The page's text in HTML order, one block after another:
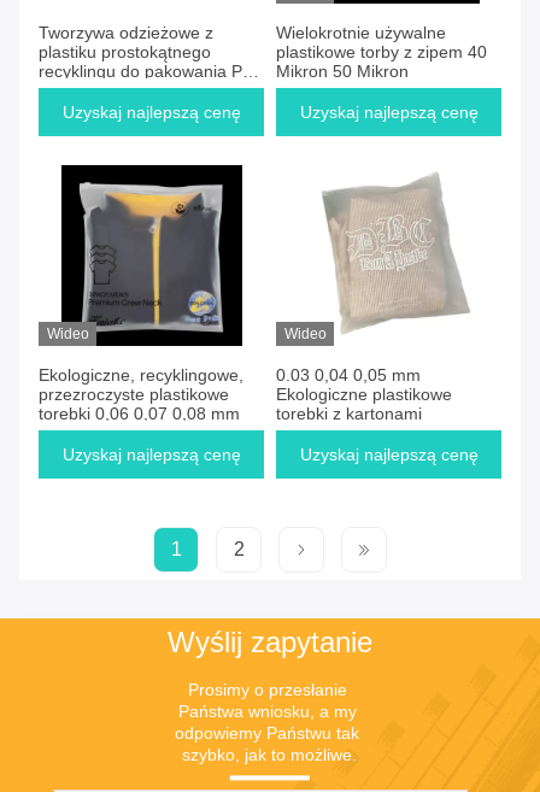
Tworzywa odzieżowe z
plastiku prostokątnego
recyklingu do pakowania PE
PP CPE OPP
Uzyskaj najlepszą cenę
Wielokrotnie używalne
plastikowe torby z zipem 40
Mikron 50 Mikron
Uzyskaj najlepszą cenę
Wideo
Ekologiczne, recyklingowe,
przezroczyste plastikowe
torebki 0,06 0,07 0,08 mm
Uzyskaj najlepszą cenę
Wideo
0.03 0,04 0,05 mm
Ekologiczne plastikowe
torebki z kartonami
Uzyskaj najlepszą cenę
1 2
Wyślij zapytanie
Prosimy o przesłanie
Państwa wniosku, a my
odpowiemy Państwu tak
szybko, jak to możliwe.